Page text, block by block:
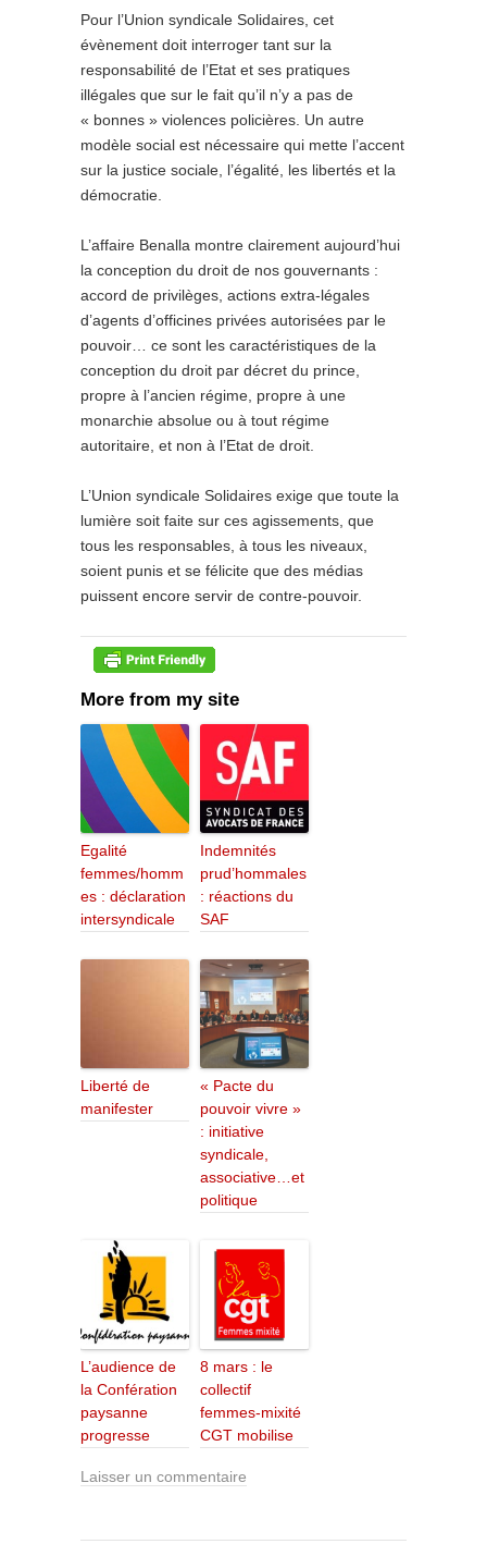
Pour l’Union syndicale Solidaires, cet
évènement doit interroger tant sur la
responsabilité de l’Etat et ses pratiques
illégales que sur le fait qu’il n’y a pas de
« bonnes » violences policières. Un autre
modèle social est nécessaire qui mette l’accent
sur la justice sociale, l’égalité, les libertés et la
démocratie.
L’affaire Benalla montre clairement aujourd’hui
la conception du droit de nos gouvernants :
accord de privilèges, actions extra-légales
d’agents d’officines privées autorisées par le
pouvoir… ce sont les caractéristiques de la
conception du droit par décret du prince,
propre à l’ancien régime, propre à une
monarchie absolue ou à tout régime
autoritaire, et non à l’Etat de droit.
L’Union syndicale Solidaires exige que toute la
lumière soit faite sur ces agissements, que
tous les responsables, à tous les niveaux,
soient punis et se félicite que des médias
puissent encore servir de contre-pouvoir.
More from my site
Egalité
femmes/homm
es : déclaration
intersyndicale
Indemnités
prud’hommales
: réactions du
SAF
Liberté de
manifester
« Pacte du
pouvoir vivre »
: initiative
syndicale,
associative…et
politique
L’audience de
la Confération
paysanne
progresse
8 mars : le
collectif
femmes-mixité
CGT mobilise
Laisser un commentaire